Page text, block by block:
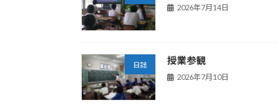
2026年7月14日
日誌 授業参観
2026年7月10日